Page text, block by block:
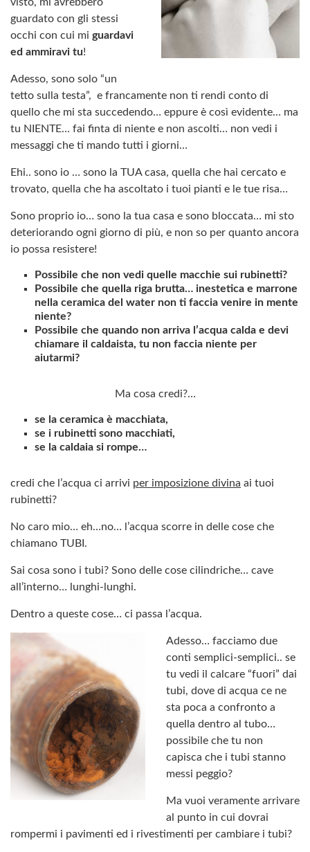
guardato con gli stessi
occhi con cui mi guardavi
ed ammiravi tu!
Adesso, sono solo “un
tetto sulla testa”, e francamente non ti rendi conto di
quello che mi sta succedendo… eppure è così evidente… ma
tu NIENTE… fai finta di niente e non ascolti… non vedi i
messaggi che ti mando tutti i giorni…
Ehi.. sono io … sono la TUA casa, quella che hai cercato e
trovato, quella che ha ascoltato i tuoi pianti e le tue risa…
Sono proprio io… sono la tua casa e sono bloccata… mi sto
deteriorando ogni giorno di più, e non so per quanto ancora
io possa resistere!
Possibile che non vedi quelle macchie sui rubinetti?
Possibile che quella riga brutta… inestetica e marrone
nella ceramica del water non ti faccia venire in mente
niente?
Possibile che quando non arriva l’acqua calda e devi
chiamare il caldaista, tu non faccia niente per
aiutarmi?
Ma cosa credi?…
se la ceramica è macchiata,
se i rubinetti sono macchiati,
se la caldaia si rompe…
credi che l’acqua ci arrivi per imposizione divina ai tuoi
rubinetti?
No caro mio… eh…no… l’acqua scorre in delle cose che
chiamano TUBI.
Sai cosa sono i tubi? Sono delle cose cilindriche… cave
all’interno… lunghi-lunghi.
Dentro a queste cose… ci passa l’acqua.
Adesso… facciamo due
conti semplici-semplici.. se
tu vedi il calcare “fuori” dai
tubi, dove di acqua ce ne
sta poca a confronto a
quella dentro al tubo…
possibile che tu non
capisca che i tubi stanno
messi peggio?
Ma vuoi veramente arrivare
al punto in cui dovrai
rompermi i pavimenti ed i rivestimenti per cambiare i tubi?